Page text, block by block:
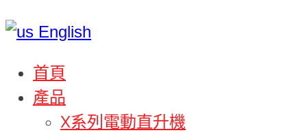
English
首頁
產品
X系列電動直升機